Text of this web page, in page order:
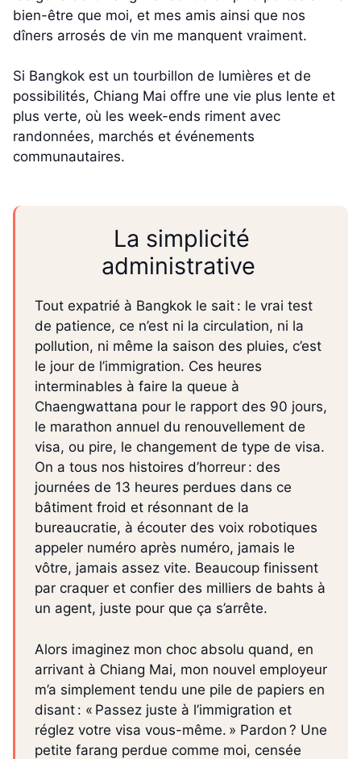
bien-être que moi, et mes amis ainsi que nos
dîners arrosés de vin me manquent vraiment.
Si Bangkok est un tourbillon de lumières et de
possibilités, Chiang Mai offre une vie plus lente et
plus verte, où les week-ends riment avec
randonnées, marchés et événements
communautaires.
La simplicité
administrative
Tout expatrié à Bangkok le sait : le vrai test
de patience, ce n’est ni la circulation, ni la
pollution, ni même la saison des pluies, c’est
le jour de l’immigration. Ces heures
interminables à faire la queue à
Chaengwattana pour le rapport des 90 jours,
le marathon annuel du renouvellement de
visa, ou pire, le changement de type de visa.
On a tous nos histoires d’horreur : des
journées de 13 heures perdues dans ce
bâtiment froid et résonnant de la
bureaucratie, à écouter des voix robotiques
appeler numéro après numéro, jamais le
vôtre, jamais assez vite. Beaucoup finissent
par craquer et confier des milliers de bahts à
un agent, juste pour que ça s’arrête.
Alors imaginez mon choc absolu quand, en
arrivant à Chiang Mai, mon nouvel employeur
m’a simplement tendu une pile de papiers en
disant : « Passez juste à l’immigration et
réglez votre visa vous-même. » Pardon ? Une
petite farang perdue comme moi, censée